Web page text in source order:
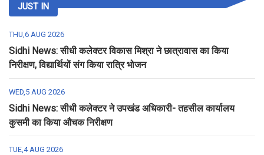
JUST IN
THU,6 AUG 2026
Sidhi News: सीधी कलेक्टर विकास मिश्रा ने छात्रावास का किया
निरीक्षण, विद्यार्थियों संग किया रात्रि भोजन
WED,5 AUG 2026
Sidhi News: सीधी कलेक्टर ने उपखंड अधिकारी- तहसील कार्यालय
कुसमी का किया औचक निरीक्षण
TUE,4 AUG 2026